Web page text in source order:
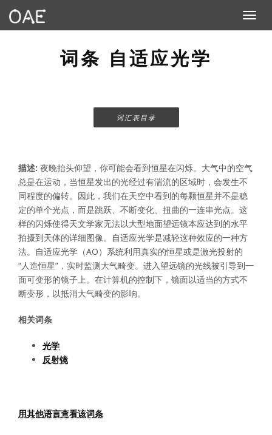
Toggle
词条 自适应光学
词汇表目录
描述: 夜晚抬头仰望，你可能会看到恒星在闪烁。大气中的空气
总是在运动，当恒星发出的光经过有湍流的区域时，会发生不
同程度的偏转。因此，我们在天空中看到的每颗恒星并不是稳
定的单个光点，而是跳跃、不断变化、扭曲的一连串光点。这
样的闪烁使得天文学家无法以大型地面望远镜本应达到的水平
拍摄到天体的详细图像。自适应光学是减轻这种效应的一种方
法。自适应光学（AO）系统利用真实的恒星或是激光投射的
“人造恒星”，实时监测大气畸变。进入望远镜的光线被引导到一
面可变形的镜子上。在计算机的控制下，镜面以适当的方式不
断变形，以抵消大气畸变的影响。
相关词条
光学
反射镜
用其他语言查看该词条